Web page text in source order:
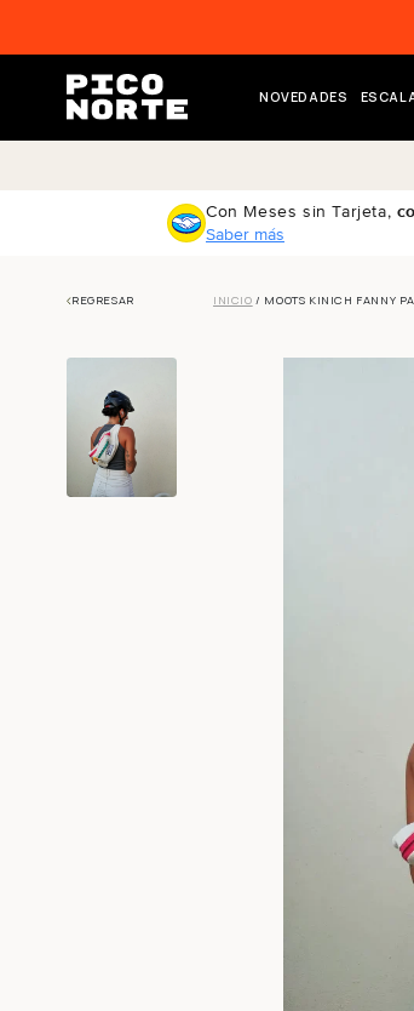
NOVEDADES
Con Meses sin Tarjeta,
Saber más
REGRESAR INICIO / MOOTS KINICH FANNY